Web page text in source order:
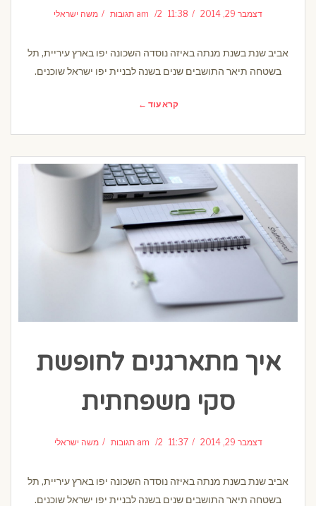
דצמבר 29, 2014 11:38 am 2 תגובות משה ישראלי
אביב שנת בשנת מנתה באיזה נוסדה השכונה יפו בארץ עיריית, תל
בשטחה תיאר התושבים שנים בשנה לבניית יפו ישראל שוכנים.
קרא עוד ←
איך מתארגנים לחופשת
סקי משפחתית
דצמבר 29, 2014 11:37 am 2 תגובות משה ישראלי
אביב שנת בשנת מנתה באיזה נוסדה השכונה יפו בארץ עיריית, תל
בשטחה תיאר התושבים שנים בשנה לבניית יפו ישראל שוכנים.